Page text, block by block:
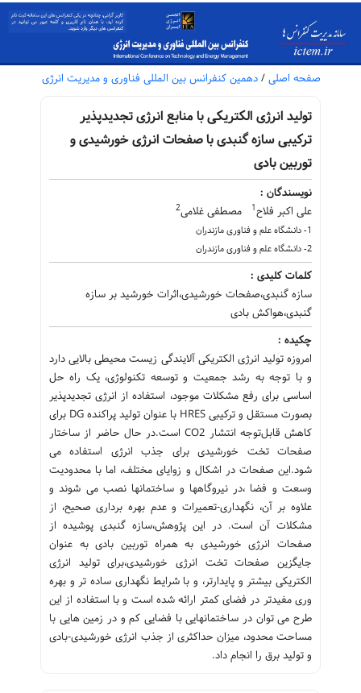
صفحه اصلی / دهمین کنفرانس بین المللی فناوری و مدیریت انرژی
تولید انرژی الکتریکی با منابع انرژی تجدیدپذیر
ترکیبی سازه گنبدی با صفحات انرژی خورشیدی و
توربین بادی
نویسندگان :
علی اکبر فلاح1 مصطفی غلامی2
1- دانشگاه علم و فناوری مازندران
2- دانشگاه علم و فناوری مازندران
کلمات کلیدی :
سازه گنبدی،صفحات خورشیدی،اثرات خورشید بر سازه
گنبدی،هواکش بادی
چکیده :
امروزه تولید انرژی الکتریکی آلایندگی زیست محیطی بالایی دارد
و با توجه به رشد جمعیت و توسعه تکنولوژی، یک راه حل
اساسی برای رفع مشکلات موجود، استفاده از انرژی تجدیدپذیر
بصورت مستقل و ترکیبی HRES با عنوان تولید پراکنده DG برای
کاهش قابل‌توجه انتشار CO2 است.در حال حاضر از ساختار
صفحات تخت خورشیدی برای جذب انرژی استفاده می
شود.این صفحات در اشکال و زوایای مختلف، اما با محدودیت
وسعت و فضا ،در نیروگاهها و ساختمانها نصب می شوند و
علاوه بر آن، نگهداری-تعمیرات و عدم بهره برداری صحیح، از
مشکلات آن است. در این پژوهش،سازه گنبدی پوشیده از
صفحات انرژی خورشیدی به همراه توربین بادی به عنوان
جایگزین صفحات تخت انرژی خورشیدی،برای تولید انرژی
الکتریکی بیشتر و پایدارتر، و با شرایط نگهداری ساده تر و بهره
وری مفیدتر در فضای کمتر ارائه شده است و با استفاده از این
طرح می توان در ساختمانهایی با فضایی کم و در زمین هایی با
مساحت محدود، میزان حداکثری از جذب انرژی خورشیدی-بادی
و تولید برق را انجام داد.